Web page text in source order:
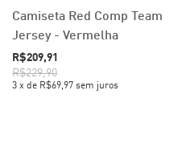
Camiseta Red Comp Team
Jersey - Vermelha
R$209,91
R$229,90
3 x de R$69,97 sem juros